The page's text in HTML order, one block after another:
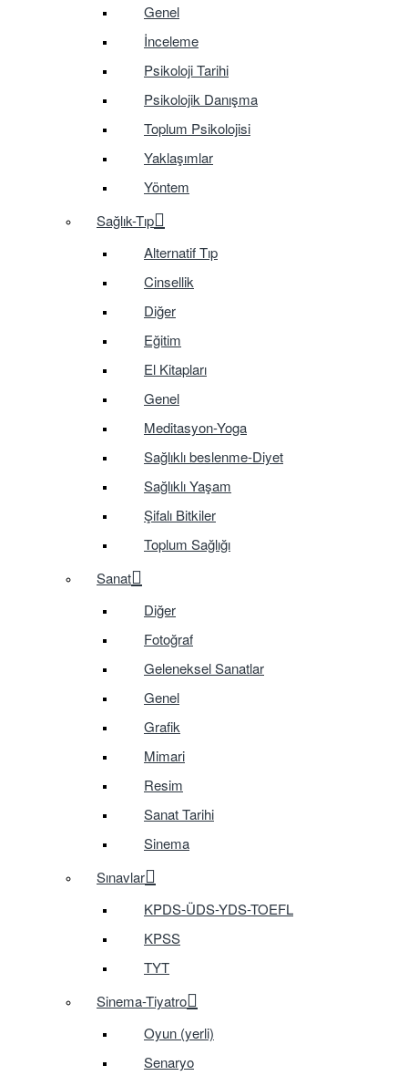
Genel
İnceleme
Psikoloji Tarihi
Psikolojik Danışma
Toplum Psikolojisi
Yaklaşımlar
Yöntem
Sağlık-Tıp
Alternatif Tıp
Cinsellik
Diğer
Eğitim
El Kitapları
Genel
Meditasyon-Yoga
Sağlıklı beslenme-Diyet
Sağlıklı Yaşam
Şifalı Bitkiler
Toplum Sağlığı
Sanat
Diğer
Fotoğraf
Geleneksel Sanatlar
Genel
Grafik
Mimari
Resim
Sanat Tarihi
Sinema
Sınavlar
KPDS-ÜDS-YDS-TOEFL
KPSS
TYT
Sinema-Tiyatro
Oyun (yerli)
Senaryo